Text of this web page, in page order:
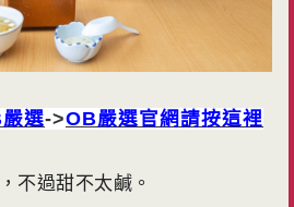
選->OB嚴選官網請按這裡
不過甜不太鹹。